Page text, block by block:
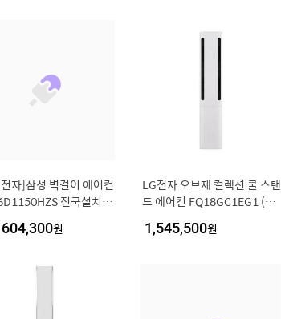
자]삼성 벽걸이 에어컨
전국설치 실
604,300원
LG전자 오브제 컬렉션 쿨 스탠
드 에어컨 FQ18GC1EG1 (일
기포함) [전국설치비동일]
1,545,500원